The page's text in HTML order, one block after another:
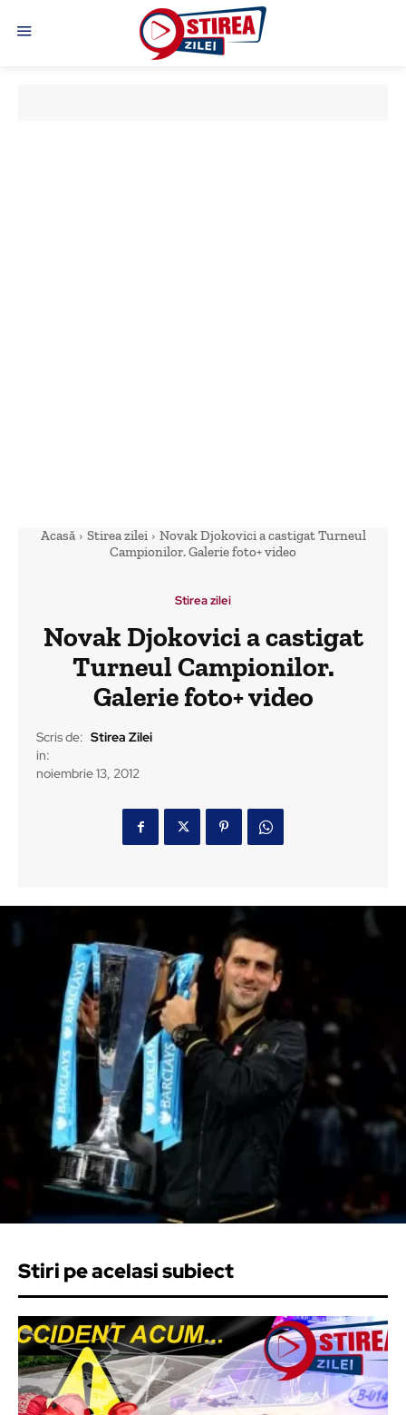
Acasă Stirea zilei
Novak Djokovici a castigat Turneul
Campionilor. Galerie foto+ video
Stirea zilei
Novak Djokovici a castigat
Turneul Campionilor.
Galerie foto+ video
Scris de: Stirea Zilei
in:
noiembrie 13, 2012
Stiri pe acelasi subiect